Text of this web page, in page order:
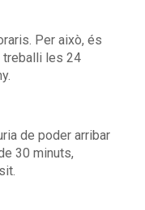
Per això, és
treballi les 24
de poder arribar
30 minuts,